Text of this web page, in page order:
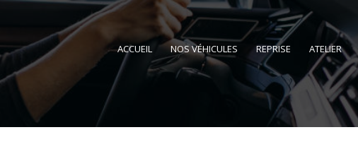
ACCUEIL NOS VÉHICULES REPRISE ATELIER